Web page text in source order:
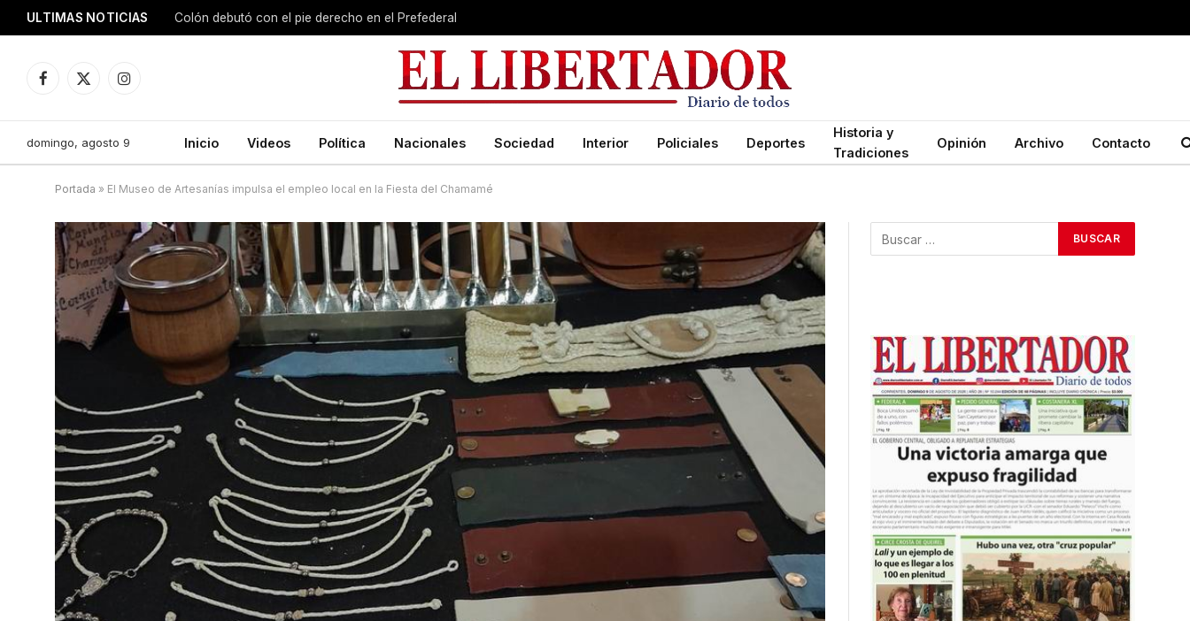
ULTIMAS NOTICIAS Colón debutó con el pie derecho en el Prefederal
Facebook
X
Instagram
domingo, agosto 9 Inicio Videos Política Nacionales Sociedad Interior Policiales Deportes
Historia y
Tradiciones
Opinión Archivo Contacto
Portada » El Museo de Artesanías impulsa el empleo local en la Fiesta del Chamamé